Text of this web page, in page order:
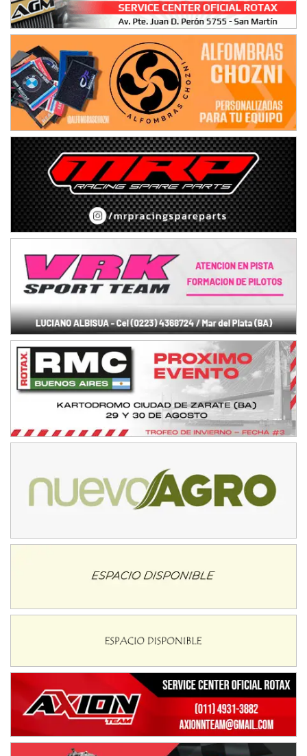
Ciudad de Avellaneda (Asfalto)
Avellaneda (Santa Fe)
SUR SANTAFESINO - F4
José Samuel Sánchez (Tierra)
Rufino (Santa Fe)
TUCUMANO - F5
Juan Navarro (Asfalto)
El Timbó (Tucumán)